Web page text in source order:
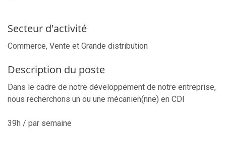
Secteur d'activité
Commerce, Vente et Grande distribution
Description du poste
Dans le cadre de notre développement de notre entreprise,
nous recherchons un ou une mécanien(nne) en CDI
39h / par semaine